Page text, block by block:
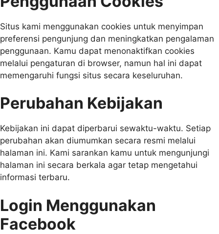
Situs kami menggunakan cookies untuk menyimpan
preferensi pengunjung dan meningkatkan pengalaman
penggunaan. Kamu dapat menonaktifkan cookies
melalui pengaturan di browser, namun hal ini dapat
memengaruhi fungsi situs secara keseluruhan.
Perubahan Kebijakan
Kebijakan ini dapat diperbarui sewaktu-waktu. Setiap
perubahan akan diumumkan secara resmi melalui
halaman ini. Kami sarankan kamu untuk mengunjungi
halaman ini secara berkala agar tetap mengetahui
informasi terbaru.
Login Menggunakan
Facebook